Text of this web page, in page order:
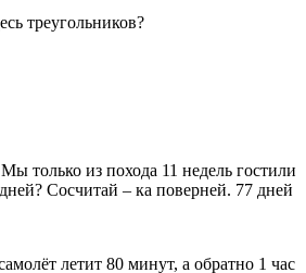
треугольников?
только из похода 11 недель гостили
Сосчитай – ка поверней. 77 дней
летит 80 минут, а обратно 1 час